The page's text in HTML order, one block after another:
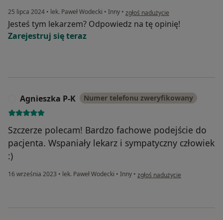
25 lipca 2024 • lek. Paweł Wodecki • Inny • w opinii użytkownika NK
zgłoś nadużycie
Jesteś tym lekarzem? Odpowiedz na tę opinię!
Zarejestruj się teraz
Agnieszka P-K Numer telefonu zweryfikowany
Szczerze polecam! Bardzo fachowe podejście do
pacjenta. Wspaniały lekarz i sympatyczny człowiek
:)
16 września 2023 • lek. Paweł Wodecki • Inny • w opinii użytkownika
zgłoś nadużycie